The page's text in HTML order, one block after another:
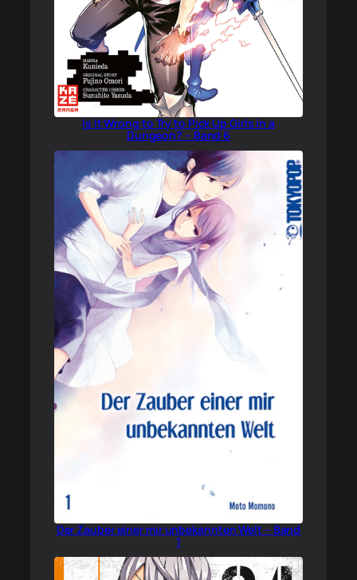
Is It Wrong to Try to Pick Up Girls in a
Dungeon? – Band 6
Der Zauber einer mir unbekannten Welt – Band
1